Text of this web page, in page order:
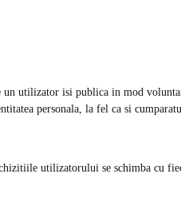
utilizator isi publica in mod
personala, la fel ca si
utilizatorului se schimba cu